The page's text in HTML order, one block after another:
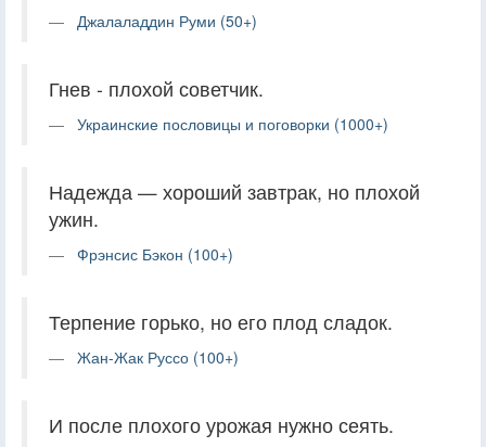
Джалаладдин Руми (50+)
Гнев - плохой советчик.
Украинские пословицы и поговорки (1000+)
Надежда — хороший завтрак, но плохой
ужин.
Фрэнсис Бэкон (100+)
Терпение горько, но его плод сладок.
Жан-Жак Руссо (100+)
И после плохого урожая нужно сеять.